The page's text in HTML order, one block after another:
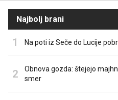
Najbolj brani
Na poti iz Seče do Lucije
Obnova gozda: štejejo
smer